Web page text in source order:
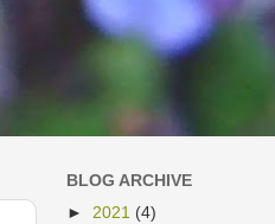
BLOG ARCHIVE
► 2021 (4)